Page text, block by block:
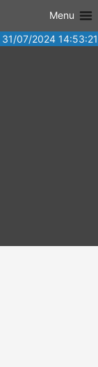
Menu
07/2024 14:53:21